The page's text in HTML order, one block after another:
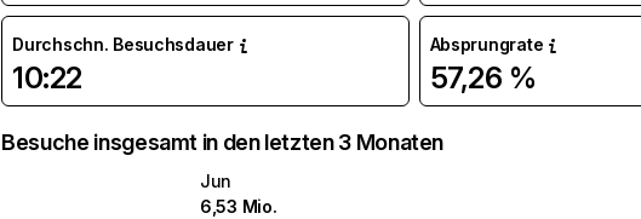
Durchschn. Besuchsdauer
10:22
Absprungrate
57,26 %
Besuche insgesamt in den letzten 3 Monaten
Jun
6,53 Mio.